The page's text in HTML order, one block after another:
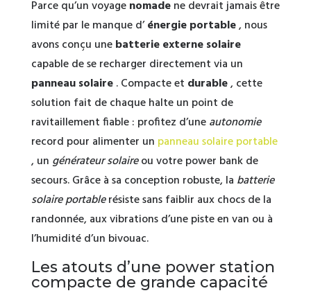
Parce qu’un voyagenomadene devrait jamais être
limité par le manque d’énergie portable, nous
avons conçu unebatterie externe solaire
capable de se recharger directement via un
panneau solaire. Compacte et durable, cette
solution fait de chaque halte un point de
ravitaillement fiable : profitez d’uneautonomie
record pour alimenter un panneau solaire portable
, un générateur solaireou votre power bank de
secours. Grâce à sa conception robuste, la batterie
solaire portablerésiste sans faiblir aux chocs de la
randonnée, aux vibrations d’une piste en van ou à
l’humidité d’un bivouac.
Les atouts d’une power station
compacte de grande capacité